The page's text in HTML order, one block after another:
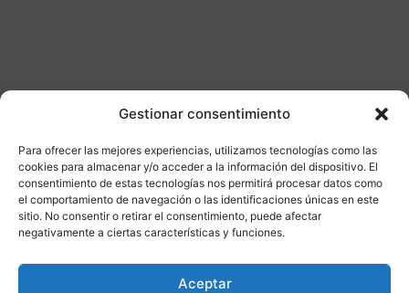
Gestionar consentimiento
Para ofrecer las mejores experiencias, utilizamos tecnologías como las
cookies para almacenar y/o acceder a la información del dispositivo. El
consentimiento de estas tecnologías nos permitirá procesar datos como
el comportamiento de navegación o las identificaciones únicas en este
sitio. No consentir o retirar el consentimiento, puede afectar
negativamente a ciertas características y funciones.
Aceptar
Otros productos
DISPONIBLE ENVÍO GRATIS 24/48H